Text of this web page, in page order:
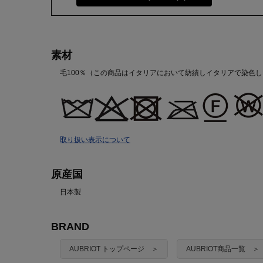
素材
毛100％（この商品はイタリアにおいて紡績しイタリアで染色し
取り扱い表示について
原産国
日本製
BRAND
AUBRIOT トップページ ＞ AUBRIOT商品一覧 ＞